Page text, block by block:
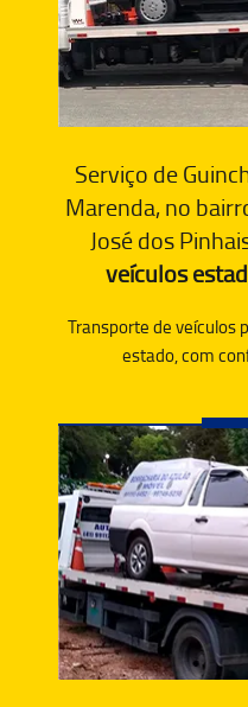
Serviço de
Marenda, no
José dos
veículos
Transporte de veículos
estado, com